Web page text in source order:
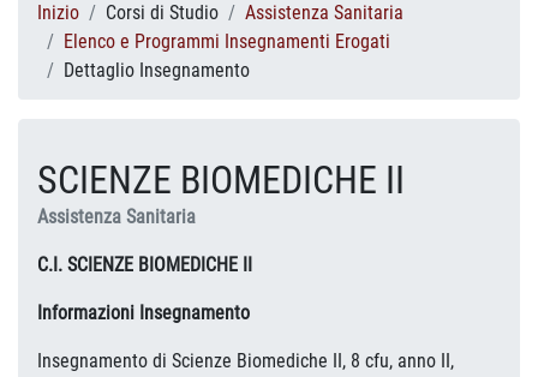
Inizio Corsi di Studio
Assistenza Sanitaria
Elenco e Programmi Insegnamenti Erogati
Dettaglio Insegnamento
SCIENZE BIOMEDICHE II
Assistenza Sanitaria
C.I. SCIENZE BIOMEDICHE II
Informazioni Insegnamento
Insegnamento di Scienze Biomediche II, 8 cfu, anno II,